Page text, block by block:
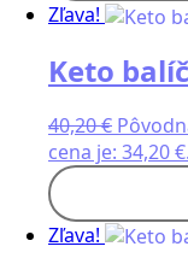
Zľava!
Keto
40,20€
cena je: 34,20 €.
Zľava!